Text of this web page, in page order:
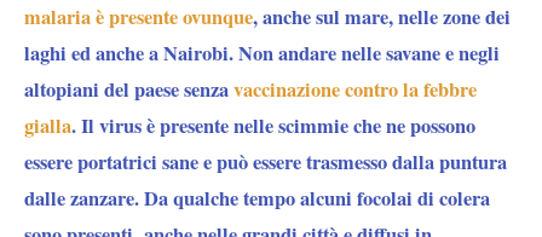
malaria è presente ovunque, anche sul mare, nelle zone dei
laghi ed anche a Nairobi. Non andare nelle savane e negli
altopiani del paese senzavaccinazione contro la febbre
gialla. Il virus è presente nelle scimmie che ne possono
essere portatrici sane e può essere trasmesso dalla puntura
dalle zanzare. Da qualche tempo alcuni focolai di colera